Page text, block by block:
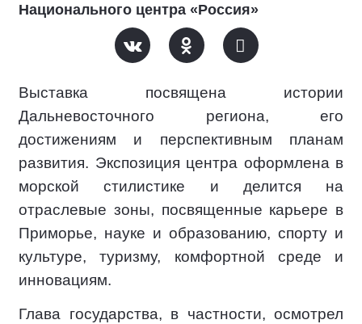
Национального центра «Россия»
Выставка посвящена истории
Дальневосточного региона, его
достижениям и перспективным планам
развития. Экспозиция центра оформлена в
морской стилистике и делится на
отраслевые зоны, посвященные карьере в
Приморье, науке и образованию, спорту и
культуре, туризму, комфортной среде и
инновациям.
Глава государства, в частности, осмотрел